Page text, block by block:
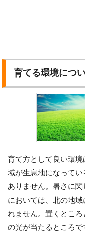
育てる環境につ
育て方として良い環
域が生息地になって
ありません。暑さに
においては、北の地
れません。置くとこ
の光が当たるところで